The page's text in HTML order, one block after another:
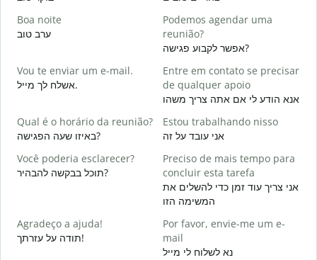
Boa noite
ערב טוב
Podemos agendar uma
reunião?
אפשר לקבוע פגישה?
Vou te enviar um e-mail.
אשלח לך מייל.
Entre em contato se precisar
de qualquer apoio
אנא הודע לי אם אתה צריך משהו
Qual é o horário da reunião?
באיזו שעה הפגישה?
Estou trabalhando nisso
אני עובד על זה
Você poderia esclarecer?
תוכל בבקשה להבהיר?
Preciso de mais tempo para
concluir esta tarefa
אני צריך עוד זמן כדי להשלים את
המשימה הזו
Agradeço a ajuda!
תודה על עזרתך!
Por favor, envie-me um e-
mail
נא לשלוח לי מייל